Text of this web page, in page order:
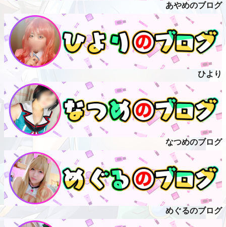
あやめのブログ
ひより
なつめのブログ
めぐるのブログ